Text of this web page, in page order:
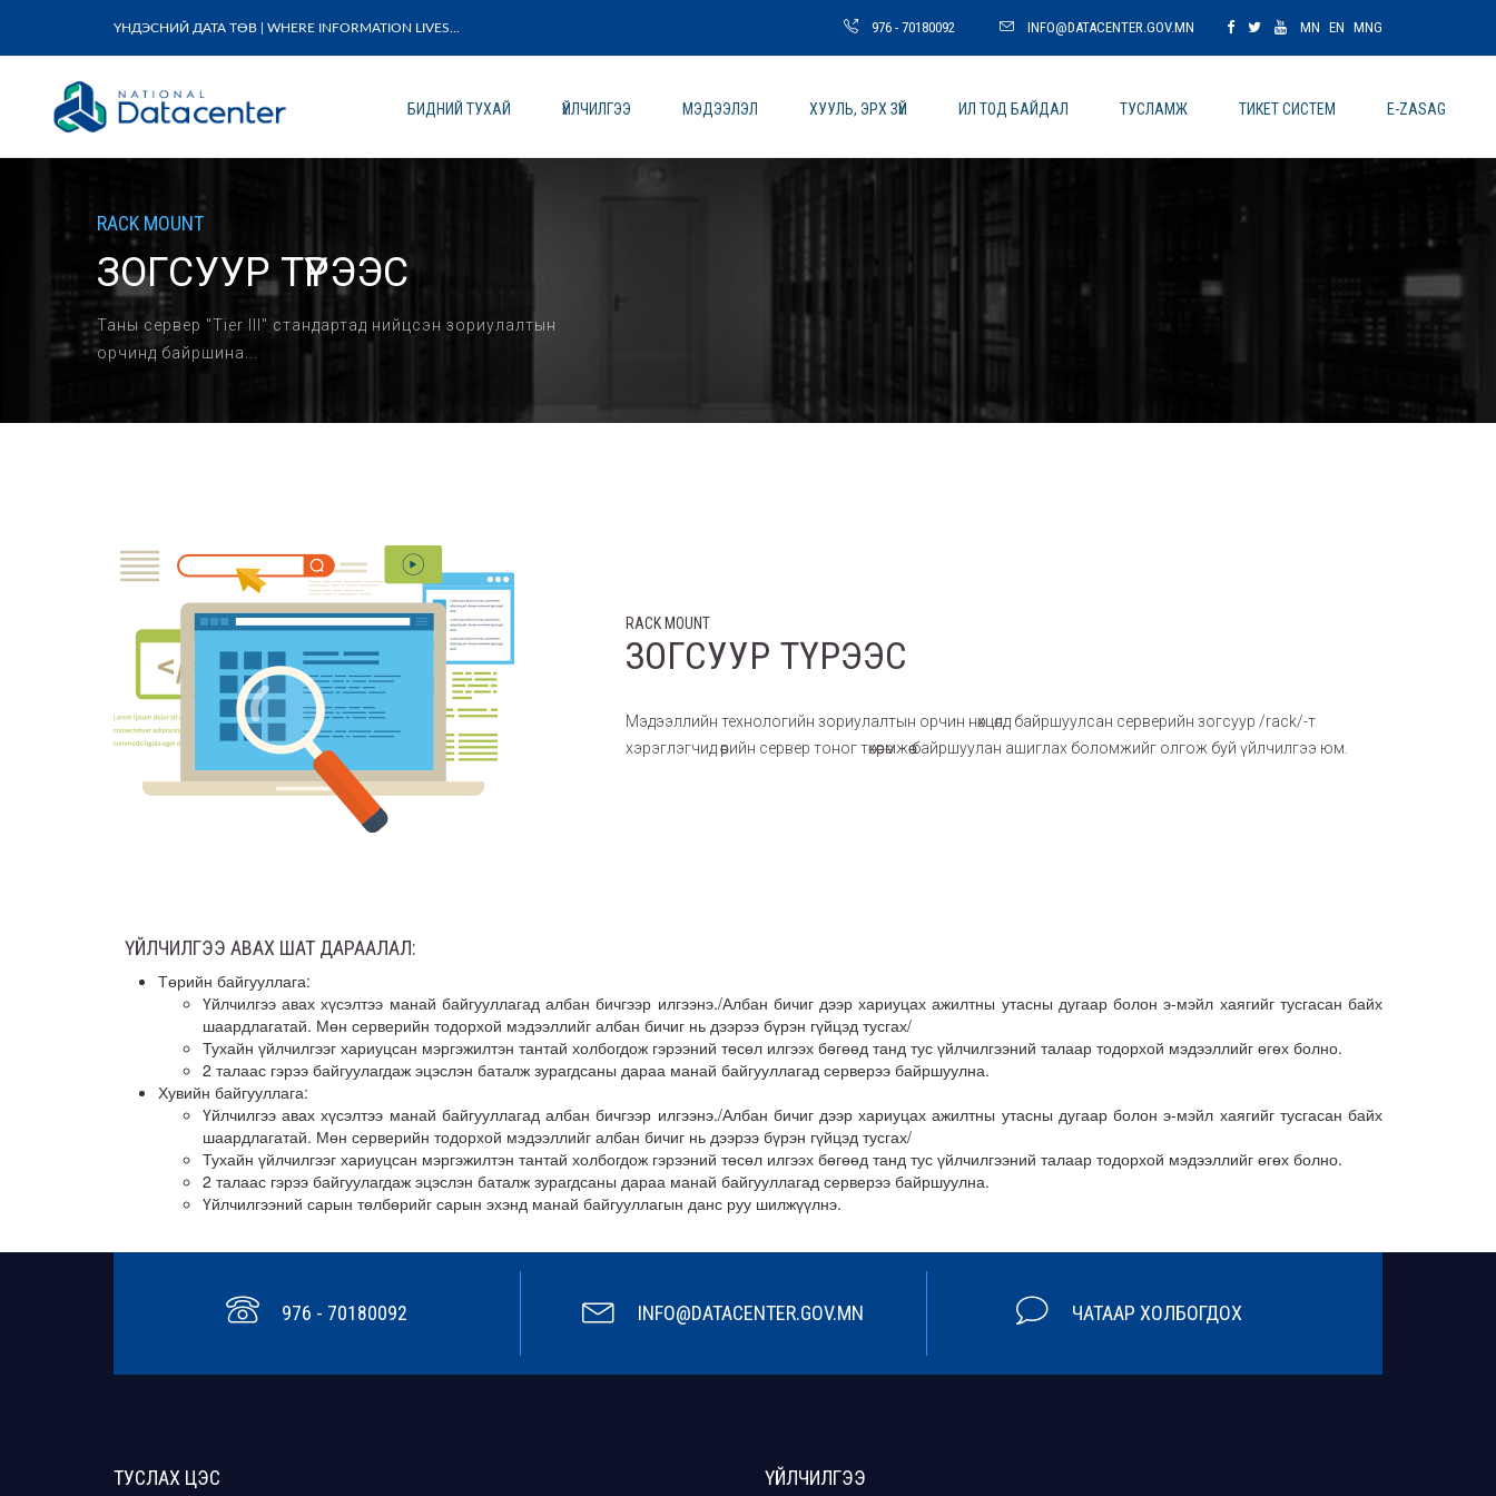
ҮНДЭСНИЙ ДАТА ТӨВ | WHERE INFORMATION LIVES... 976 - 70180092 INFO@DATACENTER.GOV.MN MN EN MNG
БИДНИЙ ТУХАЙ ҮЙЛЧИЛГЭЭ МЭДЭЭЛЭЛ ХУУЛЬ, ЭРХ ЗҮЙ ИЛ ТОД БАЙДАЛ ТУСЛАМЖ ТИКЕТ СИСТЕМ E-ZASAG
RACK MOUNT
ЗОГСУУР ТҮРЭЭС
Таны сервер "Tier III" стандартад нийцсэн зориулалтын
орчинд байршина...
RACK MOUNT
ЗОГСУУР ТҮРЭЭС
Мэдээллийн технологийн зориулалтын орчин нөхцөлд байршуулсан серверийн зогсуур /rack/-т
хэрэглэгчид өөрийн сервер тоног төхөөрөмжөө байршуулан ашиглах боломжийг олгож буй үйлчилгээ юм.
ҮЙЛЧИЛГЭЭ АВАХ ШАТ ДАРААЛАЛ:
Төрийн байгууллага:
Үйлчилгээ авах хүсэлтээ манай байгууллагад албан бичгээр илгээнэ./Албан бичиг дээр хариуцах ажилтны утасны дугаар болон э-мэйл хаягийг тусгасан байх
шаардлагатай. Мөн серверийн тодорхой мэдээллийг албан бичиг нь дээрээ бүрэн гүйцэд тусгах/
Тухайн үйлчилгээг хариуцсан мэргэжилтэн тантай холбогдож гэрээний төсөл илгээх бөгөөд танд тус үйлчилгээний талаар тодорхой мэдээллийг өгөх болно.
2 талаас гэрээ байгуулагдаж эцэслэн баталж зурагдсаны дараа манай байгууллагад серверээ байршуулна.
Хувийн байгууллага:
Үйлчилгээ авах хүсэлтээ манай байгууллагад албан бичгээр илгээнэ./Албан бичиг дээр хариуцах ажилтны утасны дугаар болон э-мэйл хаягийг тусгасан байх
шаардлагатай. Мөн серверийн тодорхой мэдээллийг албан бичиг нь дээрээ бүрэн гүйцэд тусгах/
Тухайн үйлчилгээг хариуцсан мэргэжилтэн тантай холбогдож гэрээний төсөл илгээх бөгөөд танд тус үйлчилгээний талаар тодорхой мэдээллийг өгөх болно.
2 талаас гэрээ байгуулагдаж эцэслэн баталж зурагдсаны дараа манай байгууллагад серверээ байршуулна.
Үйлчилгээний сарын төлбөрийг сарын эхэнд манай байгууллагын данс руу шилжүүлнэ.
976 - 70180092 INFO@DATACENTER.GOV.MN ЧАТААР ХОЛБОГДОХ
ТУСЛАХ ЦЭС ҮЙЛЧИЛГЭЭ